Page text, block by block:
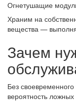
Огнетушащие
Храним на
вещества —
Зачем
Без
вероятность